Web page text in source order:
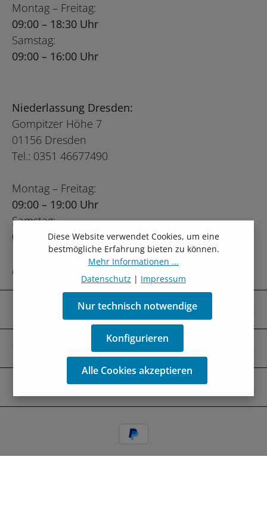
Montag – Freitag:
09:00 – 18:30 Uhr
Samstag:
09:00 – 16:00 Uhr
Niederlassung Dresden:
Gompitzer Höhe 7
01156 Dresden
Tel.: 0351 46677490
Montag – Freitag:
09:00 – 19:00 Uhr
Samstag:
09:00 – 16:00 Uhr
Oder über unser Kontaktformular
Mehr Über
Diese Website verwendet Cookies, um eine
bestmögliche Erfahrung bieten zu können.
Mehr Informationen ...
Datenschutz | Impressum
Nur technisch notwendige
Konfigurieren
Alle Cookies akzeptieren